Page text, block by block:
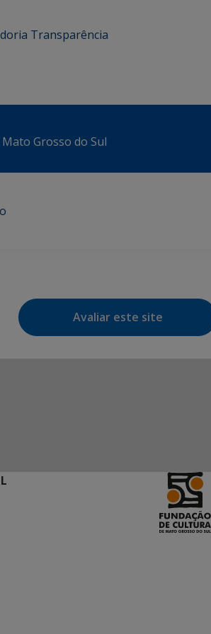
Transparência
Grosso do Sul
Avaliar este site